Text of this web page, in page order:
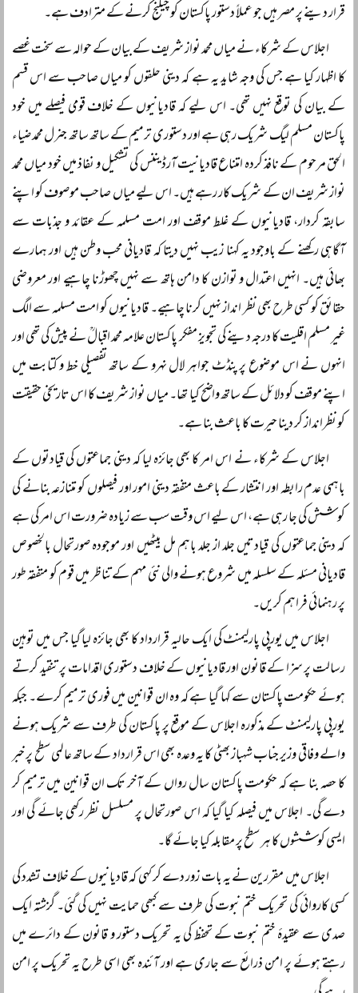
قرار دینے پر مصر ہیں جو عملاً دستور پاکستان کو چیلنج کرنے کے مترادف ہے۔
اجلاس کے شرکاء نے میاں محمد نواز شریف کے بیان کے حوالہ سے سخت غصے
کا اظہار کیا ہے جس کی وجہ شاید یہ ہے کہ دینی حلقوں کو میاں صاحب سے اس قسم
کے بیان کی توقع نہیں تھی۔ اس لیے کہ قادیانیوں کے خلاف قومی فیصلے میں خود
پاکستان مسلم لیگ شریک رہی ہے اور دستوری ترمیم کے ساتھ ساتھ جنرل محمد ضیاء
الحق مرحوم کے نافذ کردہ امتناع قادیانیت آرڈیننس کی تشکیل و نفاذ میں خود میاں محمد
نواز شریف ان کے شریک کار رہے ہیں۔ اس لیے میاں صاحب موصوف کو اپنے
سابقہ کردار، قادیانیوں کے غلط موقف اور امت مسلمہ کے عقائد و جذبات سے
آگاہی رکھنے کے باوجود یہ کہنا زیب نہیں دیتا کہ قادیانی محب وطن ہیں اور ہمارے
بھائی ہیں۔ انہیں اعتدال و توازن کا دامن ہاتھ سے نہیں چھوڑنا چاہیے اور معروضی
حقائق کو کسی طرح بھی نظر انداز نہیں کرنا چاہیے۔ قادیانیوں کو امت مسلمہ سے الگ
غیر مسلم اقلیت کا درجہ دینے کی تجویز مفکر پاکستان علامہ محمد اقبالؒ نے پیش کی تھی اور
انہوں نے اس موضوع پر پنڈٹ جواہر لال نہرو کے ساتھ تفصیلی خط و کتابت میں
اپنے موقف کو دلائل کے ساتھ واضح کیا تھا۔ میاں نواز شریف کا اس تاریخی حقیقت
کو نظرانداز کر دینا حیرت کا باعث بنا ہے۔
اجلاس کے شرکاء نے اس امر کا بھی جائزہ لیا کہ دینی جماعتوں کی قیادتوں کے
باہمی عدم رابطہ اور انتشار کے باعث متفقہ دینی امور اور فیصلوں کو متنازعہ بنانے کی
کوشش کی جا رہی ہے، اس لیے اس وقت سب سے زیادہ ضرورت اس امر کی ہے
کہ دینی جماعتوں کی قیادتیں جلد از جلد باہم مل بیٹھیں اور موجودہ صورتحال بالخصوص
قادیانی مسئلہ کے سلسلہ میں شروع ہونے والی نئی مہم کے تناظر میں قوم کو متفقہ طور
پر رہنمائی فراہم کریں۔
اجلاس میں یورپی پارلیمنٹ کی ایک حالیہ قرارداد کا بھی جائزہ لیا گیا جس میں توہین
رسالت پر سزا کے قانون اور قادیانیوں کے خلاف دستوری اقدامات پر تنقید کرتے
ہوئے حکومت پاکستان سے کہا گیا ہے کہ وہ ان قوانین میں فوری ترمیم کرے۔ جبکہ
یورپی پارلیمنٹ کے مذکورہ اجلاس کے موقع پر پاکستان کی طرف سے شریک ہونے
والے وفاقی وزیر جناب شہباز بھٹی کا یہ وعدہ بھی اس قرارداد کے ساتھ عالمی سطح پر خبر
کا حصہ بنا ہے کہ حکومت پاکستان سال رواں کے آخر تک ان قوانین میں ترمیم کر
دے گی۔ اجلاس میں فیصلہ کیا گیا کہ اس صورتحال پر مسلسل نظر رکھی جائے گی اور
ایسی کوششوں کا ہر سطح پر مقابلہ کیا جائے گا۔
اجلاس میں مقررین نے یہ بات زور دے کر کہی کہ قادیانیوں کے خلاف تشدد کی
کسی کاروائی کی تحریک ختم نبوت کی طرف سے کبھی حمایت نہیں کی گئی۔ گزشتہ ایک
صدی سے عقیدۂ ختم نبوت کے تحفظ کی یہ تحریک دستور و قانون کے دائرے میں
رہتے ہوئے پر امن ذرائع سے جاری ہے اور آئندہ بھی اسی طرح یہ تحریک پر امن